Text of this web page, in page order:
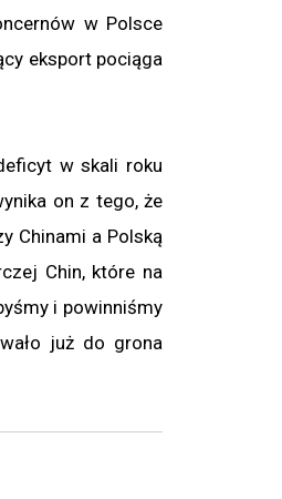
w Polsce
eksport pociąga
w skali roku
on z tego, że
Chinami a Polską
Chin, które na
i powinniśmy
już do grona